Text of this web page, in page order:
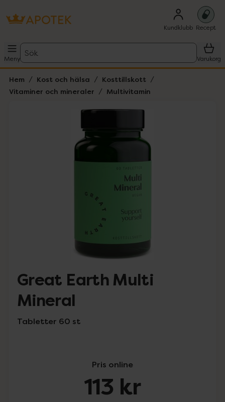
Kundklubb Recept
Meny
Sök
Varukorg
Hem Kost och hälsa
Kosttillskott
Vitaminer och mineraler
Multivitamin
Great Earth Multi
Mineral
Tabletter 60 st
Pris online
113 kr